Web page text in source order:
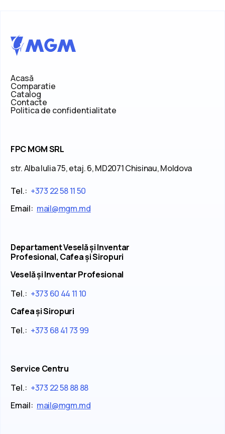
Acasă
Comparatie
Catalog
Contacte
Politica de confidentialitate
FPC MGM SRL
str. Alba Iulia 75, etaj. 6, MD2071 Chisinau, Moldova
Tel.: +373 22 58 11 50
Email: mail@mgm.md
Departament Veselă și Inventar
Profesional, Cafea și Siropuri
Veselă și Inventar Profesional
Tel.: +373 60 44 11 10
Cafea și Siropuri
Tel.: +373 68 41 73 99
Service Centru
Tel.: +373 22 58 88 88
Email: mail@mgm.md